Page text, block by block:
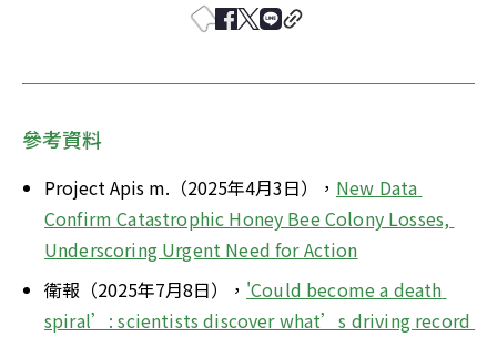
參考資料
Project Apis m.（2025年4月3日）， New Data
Confirm Catastrophic Honey Bee Colony Losses,
Underscoring Urgent Need for Action
衛報（2025年7月8日）， 'Could become a death
spiral’: scientists discover what’s driving record